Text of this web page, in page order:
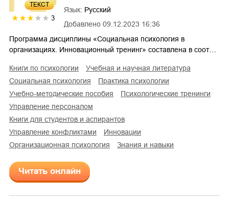
ТЕКСТ
3
Добавлено 09.12.2023 16:36
Язык: Русский
Программа дисциплины «Социальная психология в
организациях. Инновационный тренинг» составлена в соот…
книги по психологии
учебная и научная литература
социальная психология
практика психологии
учебно-методические пособия
психологические тренинги
управление персоналом
книги для студентов и аспирантов
управление конфликтами
инновации
организационная психология
знания и навыки
Читать онлайн